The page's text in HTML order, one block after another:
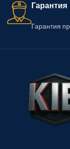
Гарантия
Гарантия